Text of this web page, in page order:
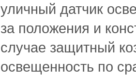
уличный датчик
за положения и
случае защитный
освещенность по